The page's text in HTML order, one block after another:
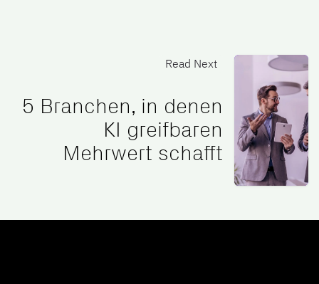
Read Next
5 Branchen, in denen
KI greifbaren
Mehrwert schafft